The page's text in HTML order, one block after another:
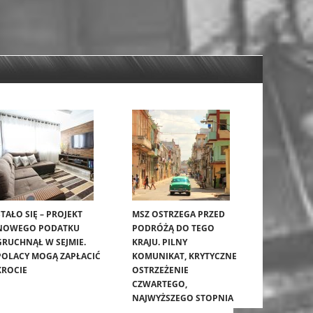
SIĘ – PROJEKT
PODATKU
W SEJMIE.
MOGĄ ZAPŁACIĆ
MSZ OSTRZEGA PRZED
PODRÓŻĄ DO TEGO
KRAJU. PILNY
KOMUNIKAT, KRYTYCZNE
OSTRZEŻENIE
CZWARTEGO,
NAJWYŻSZEGO STOPNIA